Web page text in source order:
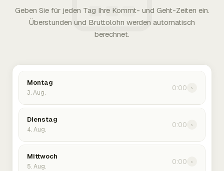
Geben Sie für jeden Tag Ihre Kommt- und Geht-Zeiten ein.
Überstunden und Bruttolohn werden automatisch
berechnet.
Montag
3. Aug.
0:00 ›
Dienstag
4. Aug.
0:00 ›
Mittwoch
5. Aug.
0:00 ›